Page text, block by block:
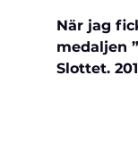
När jag
medaljen
Slottet.